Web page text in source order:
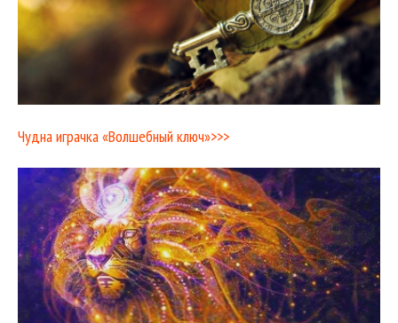
Чудна играчка «Волшебный ключ»>>>